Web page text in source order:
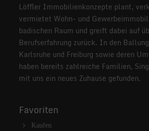
Löffler Immobilienkonzepte plant,
vermietet Wohn- und
badischen Raum und greift dabei auf
Berufserfahrung zurück. In den
Karlsruhe und Freiburg sowie deren
haben bereits zahlreiche Familien,
mit uns ein neues Zuhause gefunden.
Favoriten
Kaufen